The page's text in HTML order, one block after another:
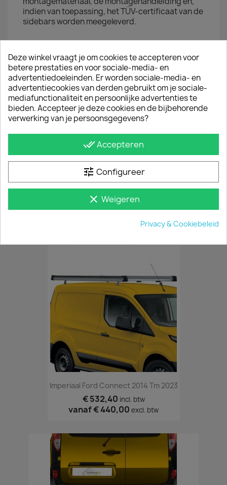
indien van toepassing, het TÜV-certificaat van de
sidebars worden meegeleverd.
Set Van 2 Led Lampen 12V 50 Cm Incl. Schakelaar
€ 102,85incl. btw
excl. btw
Imperiaal Ford Connect 2014 Tm 2023
€ 532,40 incl. btw
vanaf€ 440,00 excl. btw
Deze winkel vraagt je om cookies te accepteren voor
betere prestaties en voor sociale-media- en
advertentiedoeleinden. Er worden sociale-media- en
advertentiecookies van derden gebruikt om je sociale-
mediafunctionaliteit en persoonlijke advertenties te
bieden. Accepteer je deze cookies en de bijbehorende
verwerking van je persoonsgegevens?
done_allAccepteren
tune Configureer
clear Weigeren
Privacy & Cookiebeleid